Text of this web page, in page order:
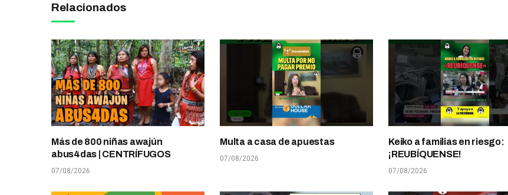
Relacionados
Más de 800 niñas awajún
abus4das | CENTRÍFUGOS
07/08/2026
Multa a casa de apuestas
07/08/2026
Keiko a familias en riesgo:
¡REUBÍQUENSE!
07/08/2026